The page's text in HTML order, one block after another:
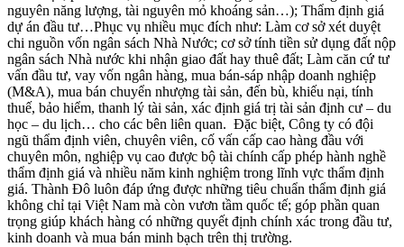
nguyên năng lượng, tài nguyên mỏ khoáng sản…); Thẩm định giá
dự án đầu tư…Phục vụ nhiều mục đích như: Làm cơ sở xét duyệt
chi nguồn vốn ngân sách Nhà Nước; cơ sở tính tiền sử dụng đất nộp
ngân sách Nhà nước khi nhận giao đất hay thuê đất; Làm căn cứ tư
vấn đầu tư, vay vốn ngân hàng, mua bán-sáp nhập doanh nghiệp
(M&A), mua bán chuyển nhượng tài sản, đến bù, khiếu nại, tính
thuế, bảo hiểm, thanh lý tài sản, xác định giá trị tài sản định cư – du
học – du lịch… cho các bên liên quan. Đặc biệt, Công ty có đội
ngũ thẩm định viên, chuyên viên, cố vấn cấp cao hàng đầu với
chuyên môn, nghiệp vụ cao được bộ tài chính cấp phép hành nghề
thẩm định giá và nhiều năm kinh nghiệm trong lĩnh vực thẩm định
giá. Thành Đô luôn đáp ứng được những tiêu chuẩn thẩm định giá
không chỉ tại Việt Nam mà còn vươn tầm quốc tế; góp phần quan
trọng giúp khách hàng có những quyết định chính xác trong đầu tư,
kinh doanh và mua bán minh bạch trên thị trường.